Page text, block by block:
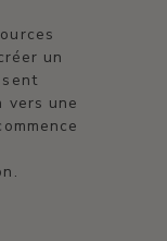
un
vers une